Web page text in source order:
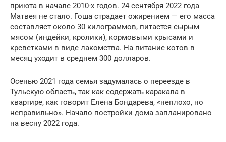
приюта в начале 2010-х годов. 24 сентября 2022 года
Матвея не стало. Гоша страдает ожирением — его масса
составляет около 30 килограммов, питается сырым
мясом (индейки, кролики), кормовыми крысами и
креветками в виде лакомства. На питание котов в
месяц уходит в среднем 300 долларов.
Осенью 2021 года семья задумалась о переезде в
Тульскую область, так как содержать каракала в
квартире, как говорит Елена Бондарева, «неплохо, но
неправильно». Начало постройки дома запланировано
на весну 2022 года.